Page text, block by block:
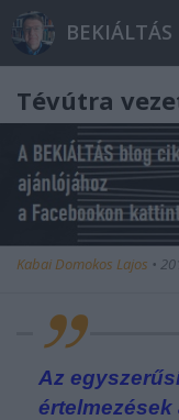
BEKIÁLTÁS
Tévútra
Kabai Domokos Lajos •
Az